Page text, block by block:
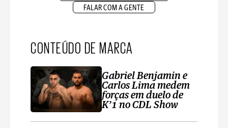
FALAR COM A GENTE
CONTEÚDO DE MARCA
Gabriel Benjamin e
Carlos Lima medem
forças em duelo de
K’1 no CDL Show